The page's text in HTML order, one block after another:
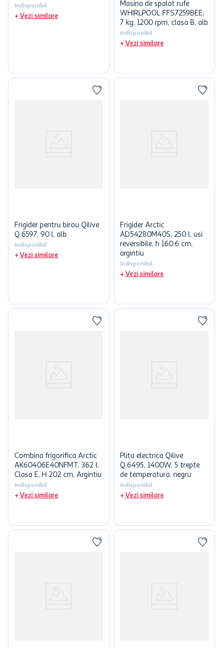
Indisponibil
Vezi similare
Masina de spalat rufe
WHIRLPOOL FFS7259BEE,
7 kg, 1200 rpm, clasa B, alb
Indisponibil
Vezi similare
Frigider pentru birou Qilive
Q.6597, 90 l, alb
Indisponibil
Vezi similare
Frigider Arctic
AD54280M40S, 250 l, usi
reversibile, h 160.6 cm,
argintiu
Indisponibil
Vezi similare
Combina frigorifica Arctic
AK60406E40NFMT, 362 l,
Clasa E, H 202 cm, Argintiu
Indisponibil
Vezi similare
Plita electrica Qilive
Q.6495, 1400W, 5 trepte
de temperatura, negru
Indisponibil
Vezi similare